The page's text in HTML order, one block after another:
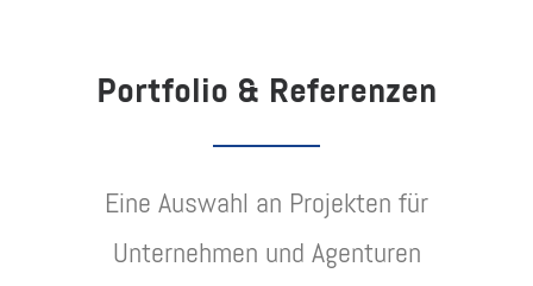
Portfolio & Referenzen
Eine Auswahl an Projekten für
Unternehmen und Agenturen